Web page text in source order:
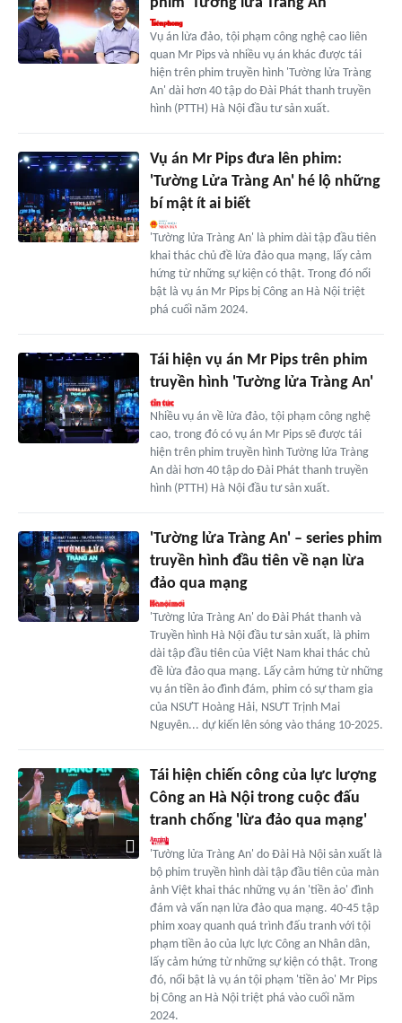
phim 'Tường lửa Tràng An'
Vụ án lừa đảo, tội phạm công nghệ cao liên
quan Mr Pips và nhiều vụ án khác được tái
hiện trên phim truyền hình 'Tường lửa Tràng
An' dài hơn 40 tập do Đài Phát thanh truyền
hình (PTTH) Hà Nội đầu tư sản xuất.
Vụ án Mr Pips đưa lên phim:
'Tường Lửa Tràng An' hé lộ những
bí mật ít ai biết
'Tường lửa Tràng An' là phim dài tập đầu tiên
khai thác chủ đề lừa đảo qua mạng, lấy cảm
hứng từ những sự kiện có thật. Trong đó nổi
bật là vụ án Mr Pips bị Công an Hà Nội triệt
phá cuối năm 2024.
Tái hiện vụ án Mr Pips trên phim
truyền hình 'Tường lửa Tràng An'
Nhiều vụ án về lừa đảo, tội phạm công nghệ
cao, trong đó có vụ án Mr Pips sẽ được tái
hiện trên phim truyền hình Tường lửa Tràng
An dài hơn 40 tập do Đài Phát thanh truyền
hình (PTTH) Hà Nội đầu tư sản xuất.
'Tường lửa Tràng An' – series phim
truyền hình đầu tiên về nạn lừa
đảo qua mạng
'Tường lửa Tràng An' do Đài Phát thanh và
Truyền hình Hà Nội đầu tư sản xuất, là phim
dài tập đầu tiên của Việt Nam khai thác chủ
đề lừa đảo qua mạng. Lấy cảm hứng từ những
vụ án tiền ảo đình đám, phim có sự tham gia
của NSƯT Hoàng Hải, NSƯT Trịnh Mai
Nguyên... dự kiến lên sóng vào tháng 10-2025.
Tái hiện chiến công của lực lượng
Công an Hà Nội trong cuộc đấu
tranh chống 'lừa đảo qua mạng'
'Tường lửa Tràng An' do Đài Hà Nội sản xuất là
bộ phim truyền hình dài tập đầu tiên của màn
ảnh Việt khai thác những vụ án 'tiền ảo' đình
đám và vấn nạn lừa đảo qua mạng. 40-45 tập
phim xoay quanh quá trình đấu tranh với tội
phạm tiền ảo của lực lực Công an Nhân dân,
lấy cảm hứng từ những sự kiện có thật. Trong
đó, nổi bật là vụ án tội phạm 'tiền ảo' Mr Pips
bị Công an Hà Nội triệt phá vào cuối năm
2024.